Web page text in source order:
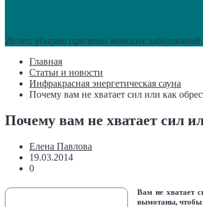
20 лет, убираю причины женских заболеваний
Главная
Статьи и новости
Инфракрасная энергетическая сауна
Почему вам не хватает сил или как
Почему вам не хватает сил
Елена Павлова
19.03.2014
0
Вам не хватает
вымотаны, чтобы